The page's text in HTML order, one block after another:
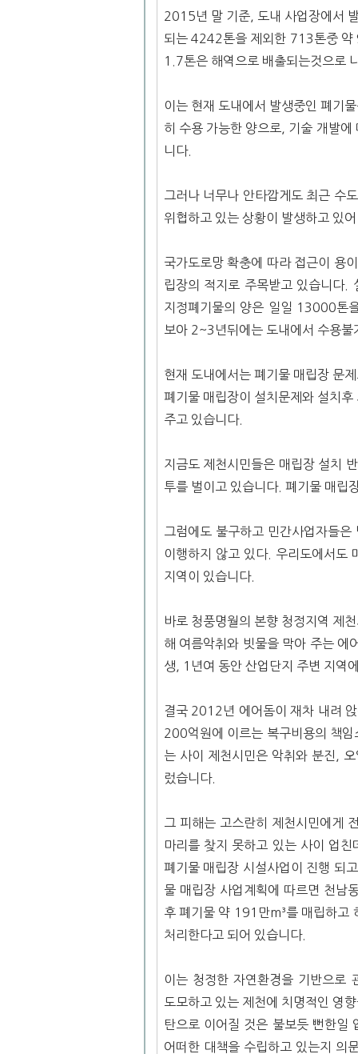
2015년 말 기준, 도내 사업장에서
되는 4242톤을 제외한 713톤중
1.7톤은 해역으로 배출되는것으로
이는 현재 도내에서 발생중인 폐기
히 수용 가능한 양으로, 기술 개발
니다.
그러나 너무나 안타깝게도 최근 수
위협하고 있는 상황이 발생하고 있
국가도로망 확충에 따라 접근이 용
립장의 적지로 주목받고 있습니다.
지정폐기물의 양은 일일 13000톤
보아 2~3년뒤에는 도내에서 수용
현재 도내에서는 폐기물 매립장 문
폐기물 매립장이 설치문제와 설치
주고 있습니다.
지금도 제천시민들은 매립장 설치
투를 벌이고 있습니다. 폐기물 매립
그럼에도 불구하고 민간사업자들
이행하지 않고 있다. 우리도에서도
지역이 있습니다.
바로 청풍명월의 본향 청정지역 제
해 여름악취와 빗물을 막아 주는 에
생, 1년여 동안 산업단지 주변 지역
결국 2012년 에어돔이 재차 내려
200억원에 이르는 복구비용의 책
는 사이 제천시민은 악취와 분진,
렀습니다.
그 피해는 고스란히 제천시민에게
마리를 찾지 못하고 있는 사이 업
폐기물 매립장 시설사업이 진행 되
물 매립장 사업계획에 따르면 천남
후 폐기물 약 191만m³를 매립하고
처리한다고 되어 있습니다.
이는 청정한 자연환경을 기반으로
도모하고 있는 제천에 치명적인 영
탄으로 이어질 것은 불보듯 뻔한
어떠한 대책을 수립하고 있는지 의